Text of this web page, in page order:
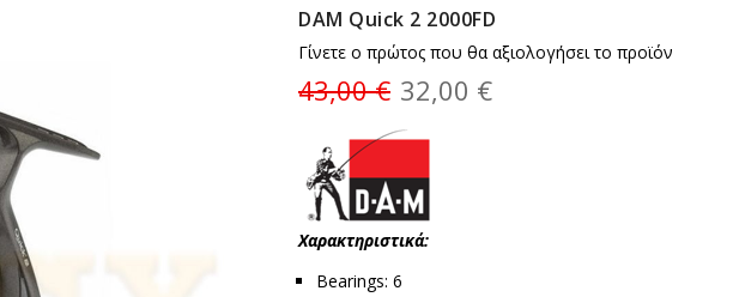
DAM Quick 2 2000FD
Γίνετε ο πρώτος που θα αξιολογήσει το προϊόν
32,00 €
43,00 €
Χαρακτηριστικά:
Bearings: 6